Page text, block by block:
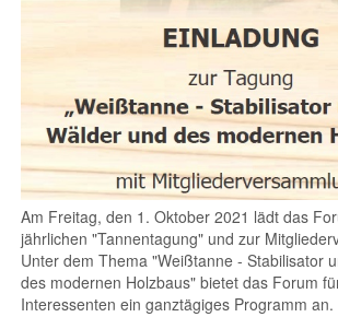
Am Freitag, den 1. Oktober 2021 lädt das
jährlichen "Tannentagung" und zur
Unter dem Thema "Weißtanne - Stabilisator
des modernen Holzbaus" bietet das Forum
Interessenten ein ganztägiges Programm an.